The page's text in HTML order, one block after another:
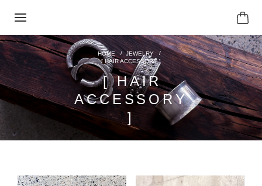
JEWELRY
[ HAIR ACCESSORY ]
[ HAIR
ACCESSORY
]